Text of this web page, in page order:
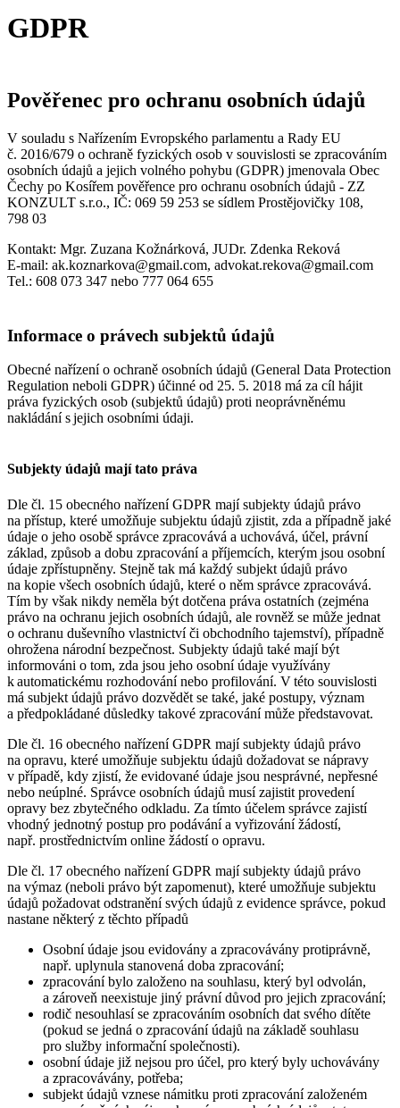
GDPR
Pověřenec pro ochranu osobních údajů
V souladu s Nařízením Evropského parlamentu a Rady EU
č. 2016/679 o ochraně fyzických osob v souvislosti se zpracováním
osobních údajů a jejich volného pohybu (GDPR) jmenovala Obec
Čechy po Kosířem pověřence pro ochranu osobních údajů - ZZ
KONZULT s.r.o., IČ: 069 59 253 se sídlem Prostějovičky 108,
798 03
Kontakt: Mgr. Zuzana Kožnárková, JUDr. Zdenka Reková
E-mail: ak.koznarkova@gmail.com, advokat.rekova@gmail.com
Tel.: 608 073 347 nebo 777 064 655
Informace o právech subjektů údajů
Obecné nařízení o ochraně osobních údajů (General Data Protection
Regulation neboli GDPR) účinné od 25. 5. 2018 má za cíl hájit
práva fyzických osob (subjektů údajů) proti neoprávněnému
nakládání s jejich osobními údaji.
Subjekty údajů mají tato práva
Dle čl. 15 obecného nařízení GDPR mají subjekty údajů právo
na přístup, které umožňuje subjektu údajů zjistit, zda a případně jaké
údaje o jeho osobě správce zpracovává a uchovává, účel, právní
základ, způsob a dobu zpracování a příjemcích, kterým jsou osobní
údaje zpřístupněny. Stejně tak má každý subjekt údajů právo
na kopie všech osobních údajů, které o něm správce zpracovává.
Tím by však nikdy neměla být dotčena práva ostatních (zejména
právo na ochranu jejich osobních údajů, ale rovněž se může jednat
o ochranu duševního vlastnictví či obchodního tajemství), případně
ohrožena národní bezpečnost. Subjekty údajů také mají být
informováni o tom, zda jsou jeho osobní údaje využívány
k automatickému rozhodování nebo profilování. V této souvislosti
má subjekt údajů právo dozvědět se také, jaké postupy, význam
a předpokládané důsledky takové zpracování může představovat.
Dle čl. 16 obecného nařízení GDPR mají subjekty údajů právo
na opravu, které umožňuje subjektu údajů dožadovat se nápravy
v případě, kdy zjistí, že evidované údaje jsou nesprávné, nepřesné
nebo neúplné. Správce osobních údajů musí zajistit provedení
opravy bez zbytečného odkladu. Za tímto účelem správce zajistí
vhodný jednotný postup pro podávání a vyřizování žádostí,
např. prostřednictvím online žádostí o opravu.
Dle čl. 17 obecného nařízení GDPR mají subjekty údajů právo
na výmaz (neboli právo být zapomenut), které umožňuje subjektu
údajů požadovat odstranění svých údajů z evidence správce, pokud
nastane některý z těchto případů
Osobní údaje jsou evidovány a zpracovávány protiprávně,
např. uplynula stanovená doba zpracování;
zpracování bylo založeno na souhlasu, který byl odvolán,
a zároveň neexistuje jiný právní důvod pro jejich zpracování;
rodič nesouhlasí se zpracováním osobních dat svého dítěte
(pokud se jedná o zpracování údajů na základě souhlasu
pro služby informační společnosti).
osobní údaje již nejsou pro účel, pro který byly uchovávány
a zpracovávány, potřeba;
subjekt údajů vznese námitku proti zpracování založeném